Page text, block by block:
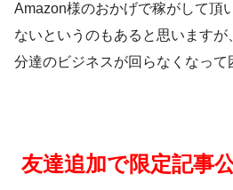
Amazon様のおかげで稼がして頂
ないというのもあると思います
分達のビジネスが回らなくなって
友達追加で限定記事